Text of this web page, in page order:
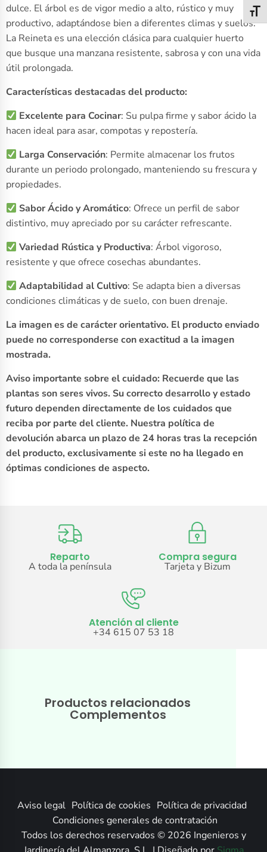
dulce. El árbol es de vigor medio a alto, rústico y muy
productivo, adaptándose bien a diferentes climas y suelos.
La Reineta es una elección clásica para cualquier huerto
que busque una manzana resistente, sabrosa y con una vida
útil prolongada.
Características destacadas del producto:
Excelente para Cocinar: Su pulpa firme y sabor ácido la
hacen ideal para asar, compotas y repostería.
Larga Conservación: Permite almacenar los frutos
durante un periodo prolongado, manteniendo su frescura y
propiedades.
Sabor Ácido y Aromático: Ofrece un perfil de sabor
distintivo, muy apreciado por su carácter refrescante.
Variedad Rústica y Productiva: Árbol vigoroso,
resistente y que ofrece cosechas abundantes.
Adaptabilidad al Cultivo: Se adapta bien a diversas
condiciones climáticas y de suelo, con buen drenaje.
La imagen es de carácter orientativo. El producto enviado
puede no corresponderse con exactitud a la imagen
mostrada.
Aviso importante sobre el cuidado: Recuerde que las
plantas son seres vivos. Su correcto desarrollo y estado
futuro dependen directamente de los cuidados que
reciba por parte del cliente. Nuestra política de
devolución abarca un plazo de 24 horas tras la recepción
del producto, exclusivamente si este no ha llegado en
óptimas condiciones de aspecto.
Reparto
A toda la península
Compra segura
Tarjeta y Bizum
Atención al cliente
+34 615 07 53 18
Productos relacionados
Complementos
Aviso legal Política de cookies Política de privacidad
Condiciones generales de contratación
Todos los derechos reservados © 2026 Ingenieros y